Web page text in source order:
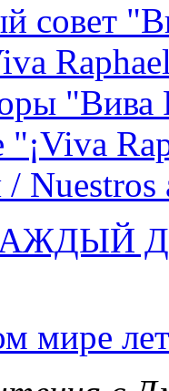
совет
"Вива
"¡Viva
Nuestros
мире